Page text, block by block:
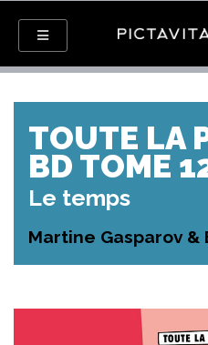
TOUTE LA
BD TOME
Le temps
Martine Gasparov &